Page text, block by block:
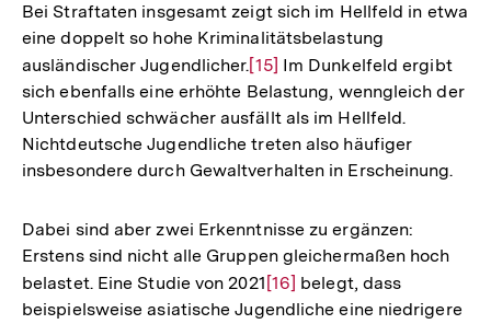
Bei Straftaten insgesamt zeigt sich im Hellfeld in etwa
eine doppelt so hohe Kriminalitätsbelastung
ausländischer Jugendlicher.Zur
Auflösung
der
Fußnote
[15] Im Dunkelfeld ergibt
sich ebenfalls eine erhöhte Belastung, wenngleich der
Unterschied schwächer ausfällt als im Hellfeld.
Nichtdeutsche Jugendliche treten also häufiger
insbesondere durch Gewaltverhalten in Erscheinung.
Dabei sind aber zwei Erkenntnisse zu ergänzen:
Erstens sind nicht alle Gruppen gleichermaßen hoch
belastet. Eine Studie von 2021 Zur
Auflösung
[16] belegt, dass
beispielsweise asiatische Jugendliche eine niedrigere